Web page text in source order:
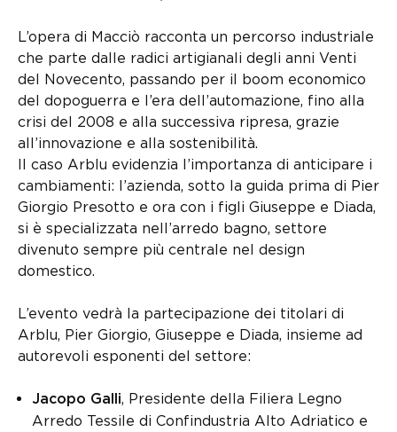
L’opera di Macciò racconta un percorso industriale
che parte dalle radici artigianali degli anni Venti
del Novecento, passando per il boom economico
del dopoguerra e l’era dell’automazione, fino alla
crisi del 2008 e alla successiva ripresa, grazie
all’innovazione e alla sostenibilità.
Il caso Arblu evidenzia l’importanza di anticipare i
cambiamenti: l’azienda, sotto la guida prima di Pier
Giorgio Presotto e ora con i figli Giuseppe e Diada,
si è specializzata nell’arredo bagno, settore
divenuto sempre più centrale nel design
domestico.
L’evento vedrà la partecipazione dei titolari di
Arblu, Pier Giorgio, Giuseppe e Diada, insieme ad
autorevoli esponenti del settore:
Jacopo Galli
, Presidente della Filiera Legno
Arredo Tessile di Confindustria Alto Adriatico e